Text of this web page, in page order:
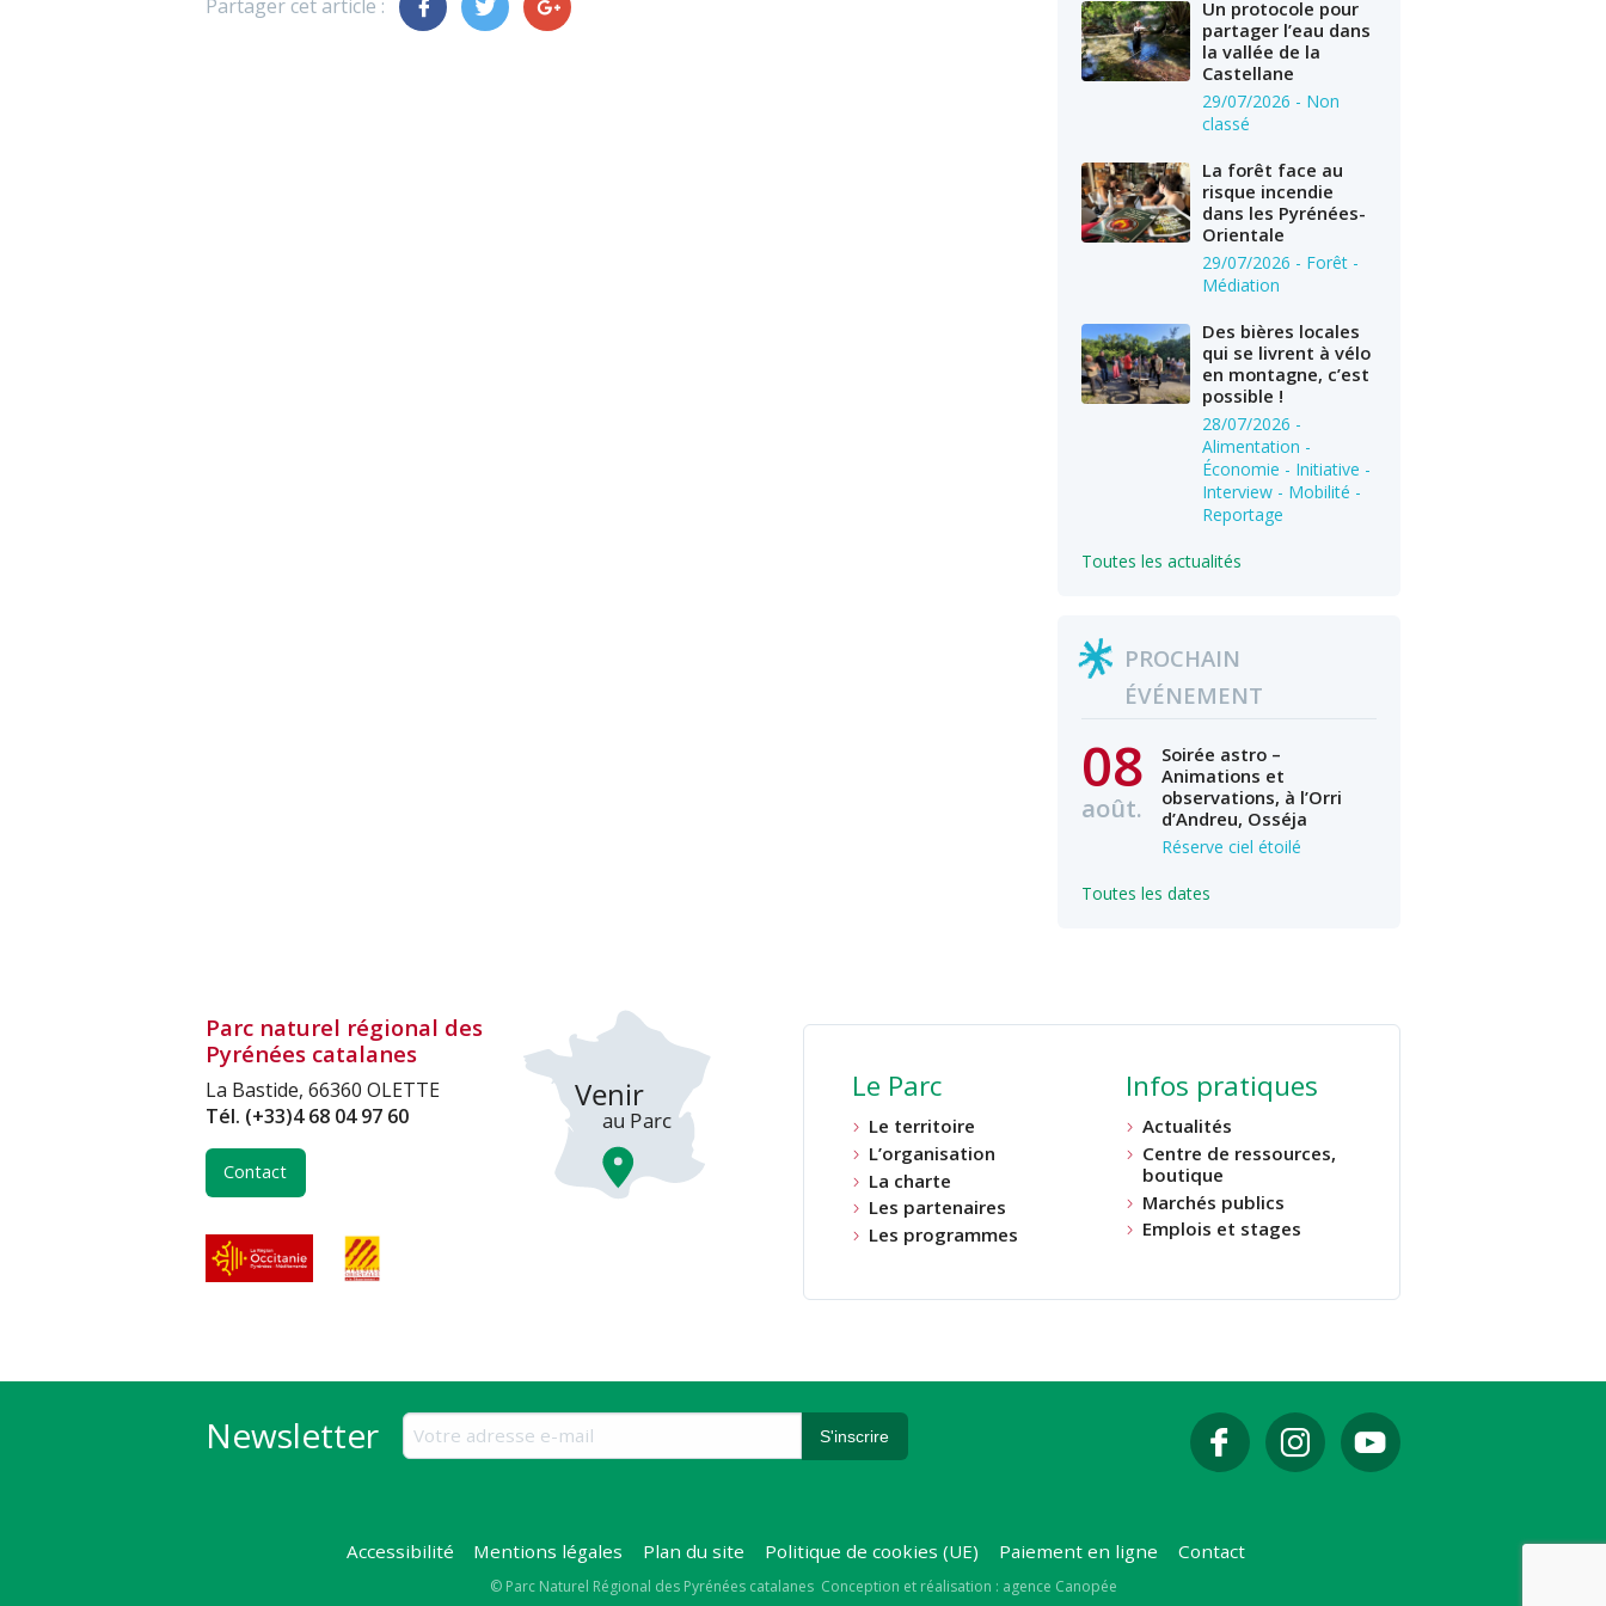
Partager cet article :
Un protocole pour
partager l’eau dans
la vallée de la
Castellane
29/07/2026 - Non
classé
La forêt face au
risque incendie
dans les Pyrénées-
Orientale
29/07/2026 - Forêt -
Médiation
Des bières locales
qui se livrent à vélo
en montagne, c’est
possible !
28/07/2026 -
Alimentation -
Économie - Initiative -
Interview - Mobilité -
Reportage
Toutes les actualités
PROCHAIN
ÉVÉNEMENT
08
août.
Soirée astro –
Animations et
observations, à l’Orri
d’Andreu, Osséja
Réserve ciel étoilé
Toutes les dates
Parc naturel régional des
Pyrénées catalanes
La Bastide, 66360 OLETTE
Tél. (+33)4 68 04 97 60
Contact
Le Parc
Le territoire
L’organisation
La charte
Les partenaires
Les programmes
Infos pratiques
Actualités
Centre de ressources,
boutique
Marchés publics
Emplois et stages
Newsletter
Accessibilité Mentions légales Plan du site Politique de cookies (UE) Paiement en ligne Contact
Copyright
© Parc Naturel Régional des Pyrénées catalanes Conception et réalisation : agence Canopée